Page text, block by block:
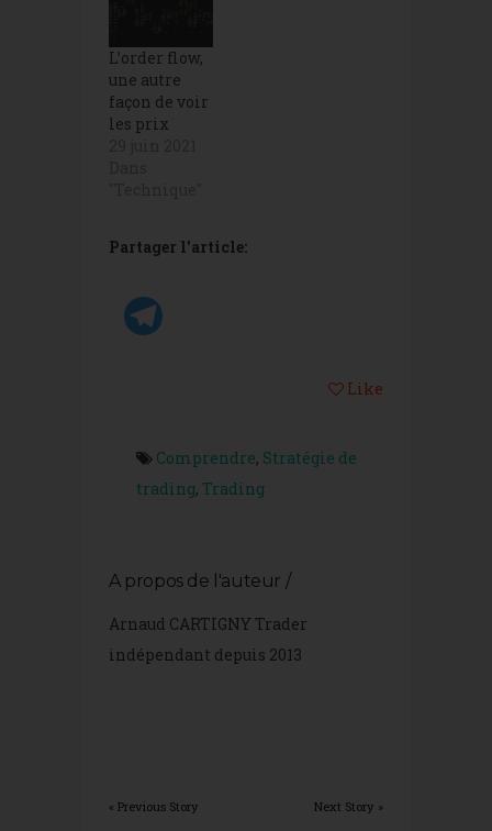
L’order flow,
une autre
façon de voir
les prix
Partager l'article:
Like
Comprendre, Stratégie de
trading, Trading
A propos de l'auteur /
Arnaud CARTIGNY Trader
indépendant depuis 2013
« Previous Story Next Story »